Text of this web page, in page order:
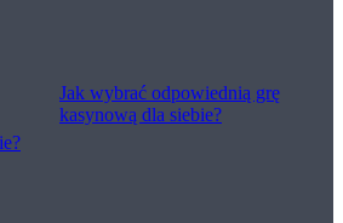
Jak wybrać odpowiednią grę
kasynową dla siebie?